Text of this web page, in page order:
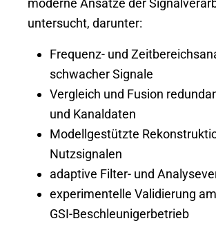
moderne Ansätze der
untersucht, darunter:
Frequenz- und
schwacher Signale
Vergleich und Fusion
und Kanaldaten
Modellgestützte
Nutzsignalen
adaptive Filter- und
experimentelle Validierung
GSI-Beschleunigerbetrieb